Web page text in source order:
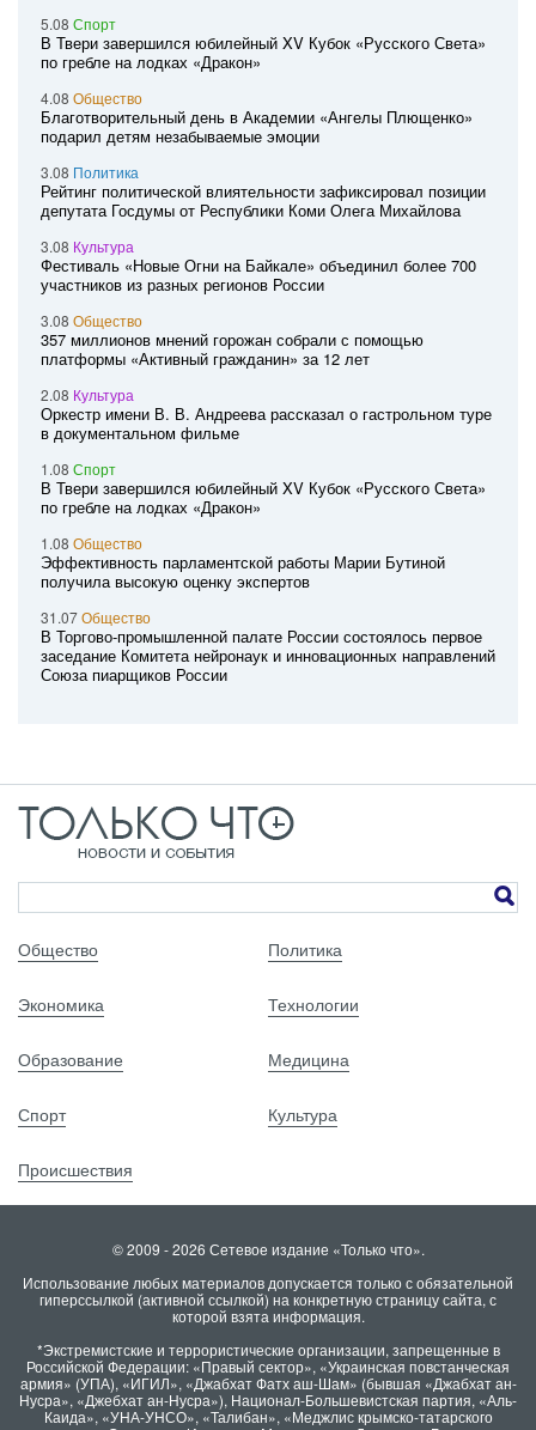
5.08 Спорт
В Твери завершился юбилейный XV Кубок «Русского Света»
по гребле на лодках «Дракон»
4.08 Общество
Благотворительный день в Академии «Ангелы Плющенко»
подарил детям незабываемые эмоции
3.08 Политика
Рейтинг политической влиятельности зафиксировал позиции
депутата Госдумы от Республики Коми Олега Михайлова
3.08 Культура
Фестиваль «Новые Огни на Байкале» объединил более 700
участников из разных регионов России
3.08 Общество
357 миллионов мнений горожан собрали с помощью
платформы «Активный гражданин» за 12 лет
2.08 Культура
Оркестр имени В. В. Андреева рассказал о гастрольном туре
в документальном фильме
1.08 Спорт
В Твери завершился юбилейный XV Кубок «Русского Света»
по гребле на лодках «Дракон»
1.08 Общество
Эффективность парламентской работы Марии Бутиной
получила высокую оценку экспертов
31.07Общество
В Торгово-промышленной палате России состоялось первое
заседание Комитета нейронаук и инновационных направлений
Союза пиарщиков России
Общество Политика
Экономика Технологии
Образование Медицина
Спорт Культура
Происшествия
© 2009 - 2026 Сетевое издание «Только что».
Использование любых материалов допускается только с обязательной
гиперссылкой (активной ссылкой) на конкретную страницу сайта, с
которой взята информация.
*Экстремистские и террористические организации, запрещенные в
Российской Федерации: «Правый сектор», «Украинская повстанческая
армия» (УПА), «ИГИЛ», «Джабхат Фатх аш-Шам» (бывшая «Джабхат ан-
Нусра», «Джебхат ан-Нусра»), Национал-Большевистская партия, «Аль-
Каида», «УНА-УНСО», «Талибан», «Меджлис крымско-татарского